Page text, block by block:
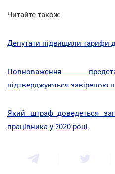
Читайте також:
Депутати підвищили тарифи
Повноваження
підтверджуються завіреною
Який штраф доведеться
працівника у 2020 році